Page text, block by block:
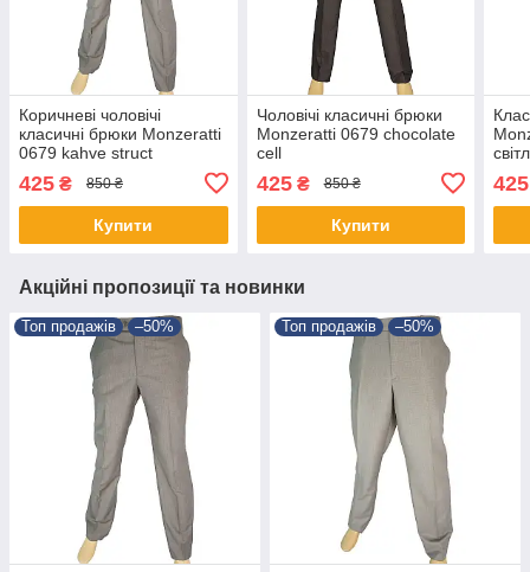
Коричневі чоловічі
класичні брюки Monzeratti
0679 kahve struct
425 ₴ 850 ₴
Купити
Чоловічі класичні брюки
Monzeratti 0679 chocolate
cell
425₴ 850 ₴
Купити
425
Акційні пропозиції та новинки
Топ продажів –50% Топ продажів –50%